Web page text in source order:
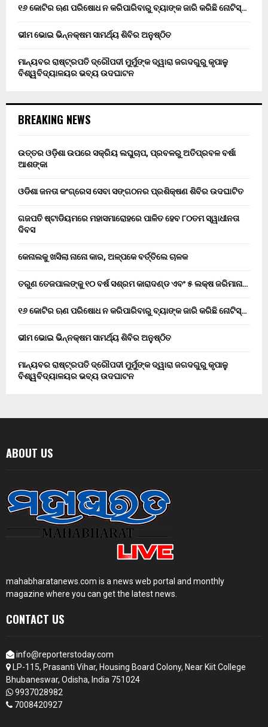
୧୬ କୋଟିର ଋଣ ପରିଷୋଧ ନ କରିପାରିବାରୁ ବ୍ୟାଙ୍କ ଜାରି କରିଛି ନୋଟିସ୍…
ଭୀମ ଭୋଇ ଭିନ୍ନକ୍ଷମ ସାମର୍ଥ୍ୟ ଶିବିର ଅନୁଷ୍ଠିତ
ମାନ୍ୟବର ରାଷ୍ଟ୍ରପତି ଦ୍ରୌପଦୀ ମୁର୍ମୁଙ୍କ ଦ୍ୱାରା ଜଗଦଗୁରୁ କୃପାଳୁ
ବିଶ୍ୱବିଦ୍ୟାଳୟର ଭବ୍ୟ ଉଦଘାଟନ
BREAKING NEWS
ଉତ୍ତର ଓଡ଼ିଶା ଉପରେ ସକ୍ରିୟ ଲଘୁଚାପ, ପ୍ରବଳରୁ ଅତିପ୍ରବଳ ବର୍ଷା
ଆଶଙ୍କା
ଓଡିଶା ଜନତା କଂଗ୍ରେସ ସେବା ସଙ୍ଗଠନର ପ୍ରଶିକ୍ଷଣ ଶିବିର ଉଦଘାଟିତ
ଗଜପତି ଷ୍ଟାଡିୟମରେ ମହାସମାରୋହରେ ପାଳିତ ହେବ ୮୦ତମ ସ୍ୱାଧୀନତା
ଦିବସ
କେନାଲକୁ ଖସିଲା ନାନୋ କାର, ଅଳ୍ପକେ ବର୍ତ୍ତିଲେ ଚାଳକ
ତରୁଣ ତେଜପାଲଙ୍କୁ ୧୦ ବର୍ଷ ସଶ୍ରମ କାରାଦଣ୍ଡ ଏବଂ ₹୫ ଲକ୍ଷ ଜରିମାନା…
୧୬ କୋଟିର ଋଣ ପରିଷୋଧ ନ କରିପାରିବାରୁ ବ୍ୟାଙ୍କ ଜାରି କରିଛି ନୋଟିସ୍…
ଭୀମ ଭୋଇ ଭିନ୍ନକ୍ଷମ ସାମର୍ଥ୍ୟ ଶିବିର ଅନୁଷ୍ଠିତ
ମାନ୍ୟବର ରାଷ୍ଟ୍ରପତି ଦ୍ରୌପଦୀ ମୁର୍ମୁଙ୍କ ଦ୍ୱାରା ଜଗଦଗୁରୁ କୃପାଳୁ
ବିଶ୍ୱବିଦ୍ୟାଳୟର ଭବ୍ୟ ଉଦଘାଟନ
ABOUT US
mahabharatanews.com is a news web portal and monthly
magazine where you can get the latest news.
CONTACT US
info@reporterstoday.com
LP-115, Prasanti Vihar, Housing Board Colony, Near Kiit College
Bhubaneswar, Odisha, India 751024
9937028982
7008420927